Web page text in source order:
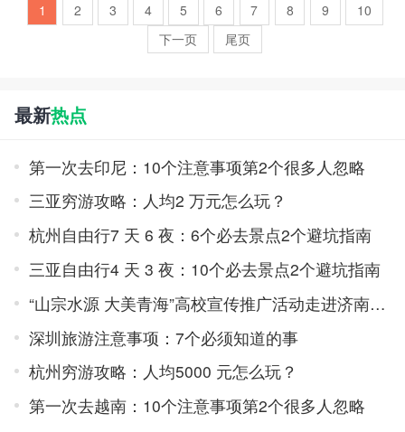
1 2 3 4 5 6 7 8 9
10
下一页
尾页
最新热点
第一次去印尼：10个注意事项第2个很多人忽略
三亚穷游攻略：人均2 万元怎么玩？
杭州自由行7 天 6 夜：6个必去景点2个避坑指南
三亚自由行4 天 3 夜：10个必去景点2个避坑指南
“山宗水源 大美青海”高校宣传推广活动走进济南，五城联动热力收官
深圳旅游注意事项：7个必须知道的事
杭州穷游攻略：人均5000 元怎么玩？
第一次去越南：10个注意事项第2个很多人忽略